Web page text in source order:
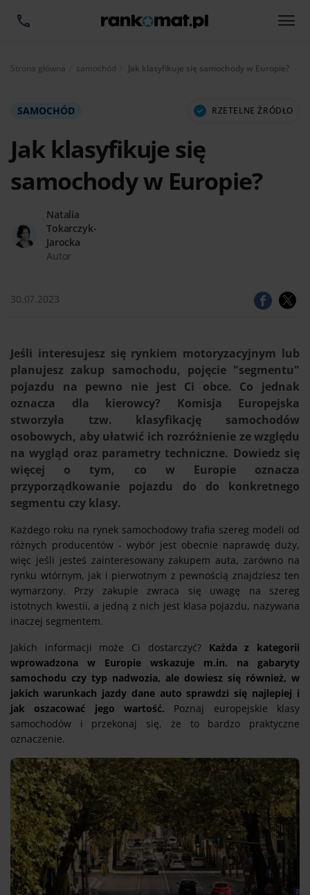
Strona główna samochód Aktualnie:
Jak klasyfikuje się samochody w Europie?
SAMOCHÓD RZETELNE ŹRÓDŁO
Jak klasyfikuje się
samochody w Europie?
Natalia
Tokarczyk-
Jarocka
Autor
30.07.2023
Jeśli interesujesz się rynkiem motoryzacyjnym lub
planujesz zakup samochodu, pojęcie "segmentu"
pojazdu na pewno nie jest Ci obce. Co jednak
oznacza dla kierowcy? Komisja Europejska
stworzyła tzw. klasyfikację samochodów
osobowych, aby ułatwić ich rozróżnienie ze względu
na wygląd oraz parametry techniczne. Dowiedz się
więcej o tym, co w Europie oznacza
przyporządkowanie pojazdu do do konkretnego
segmentu czy klasy.
Każdego roku na rynek samochodowy trafia szereg modeli od
różnych producentów - wybór jest obecnie naprawdę duży,
więc jeśli jesteś zainteresowany zakupem auta, zarówno na
rynku wtórnym, jak i pierwotnym z pewnością znajdziesz ten
wymarzony. Przy zakupie zwraca się uwagę na szereg
istotnych kwestii, a jedną z nich jest klasa pojazdu, nazywana
inaczej segmentem.
Jakich informacji może Ci dostarczyć? Każda z kategorii
wprowadzona w Europie wskazuje m.in. na gabaryty
samochodu czy typ nadwozia, ale dowiesz się również, w
jakich warunkach jazdy dane auto sprawdzi się najlepiej i
jak oszacować jego wartość. Poznaj europejskie klasy
samochodów i przekonaj się, że to bardzo praktyczne
oznaczenie.